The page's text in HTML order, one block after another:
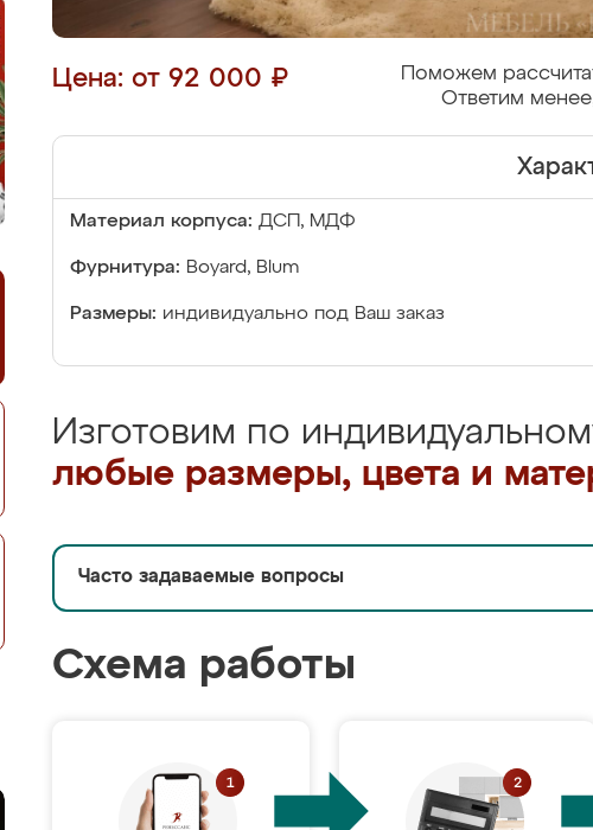
Цена: от 92 000 ₽
Поможем
Ответим
Материал корпуса: ДСП, МДФ
Фурнитура: Boyard, Blum
Размеры: индивидуально под Ваш заказ
Изготовим по
любые размеры, цвета и
Часто задаваемые вопросы
Схема работы